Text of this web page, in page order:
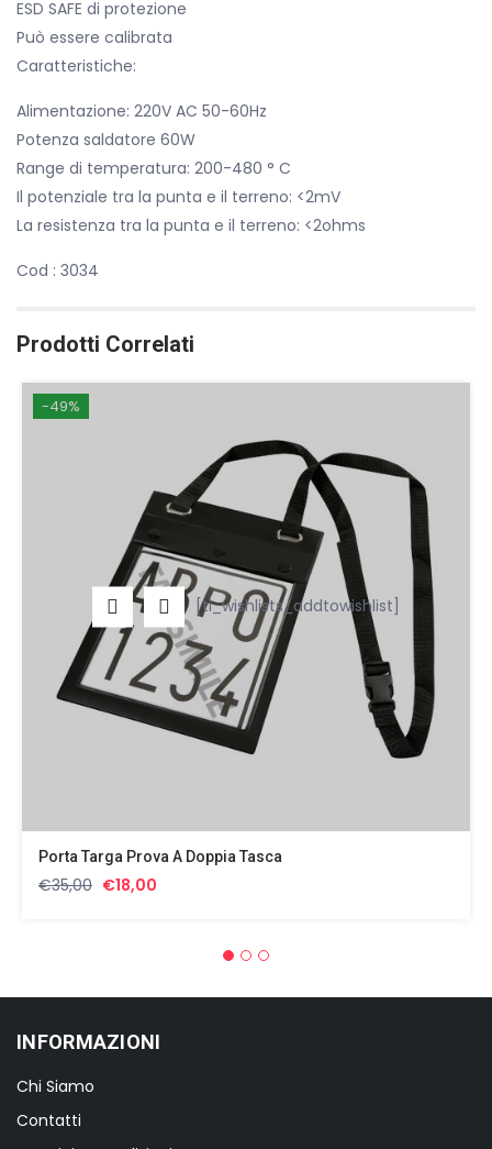
ESD SAFE di protezione
Può essere calibrata
Caratteristiche:
Alimentazione: 220V AC 50-60Hz
Potenza saldatore 60W
Range di temperatura: 200-480 ° C
Il potenziale tra la punta e il terreno: <2mV
La resistenza tra la punta e il terreno: <2ohms
Cod : 3034
Prodotti Correlati
-49%
[ti_wishlists_addtowishlist]
Porta Targa Prova A Doppia Tasca
€35,00 Il€18,00
INFORMAZIONI
Chi Siamo
Contatti